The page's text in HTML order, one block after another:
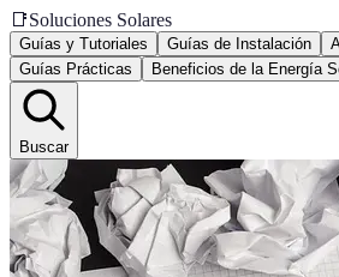
📑Soluciones Solares
Guías y Tutoriales Guías de Instalación
Guías Prácticas
Beneficios de la Energía
Buscar